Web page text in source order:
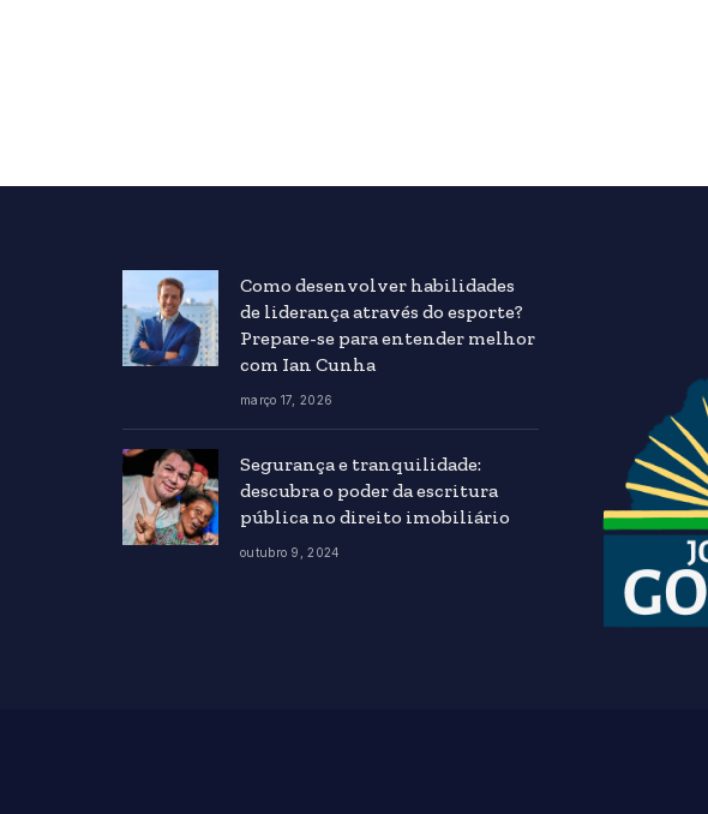
Como desenvolver habilidades
de liderança através do esporte?
Prepare-se para entender melhor
com Ian Cunha
março 17, 2026
Segurança e tranquilidade:
descubra o poder da escritura
pública no direito imobiliário
outubro 9, 2024